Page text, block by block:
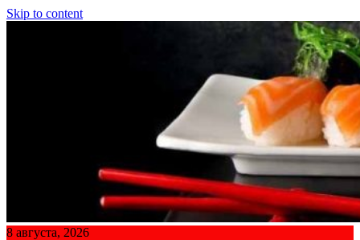
Skip to content
8 августа, 2026